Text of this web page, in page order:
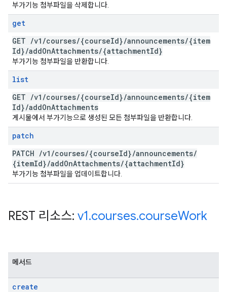
부가기능 첨부파일을 삭제합니다.
get
GET /v1 /courses/{courseId}/announcements/{item
Id}/addOnAttachments/{attachmentId}
부가기능 첨부파일을 반환합니다.
list
GET /v1 /courses/{courseId}/announcements/{item
Id}/addOnAttachments
게시물에서 부가기능으로 생성된 모든 첨부파일을 반환합니다.
patch
PATCH /v1 /courses/{courseId}/announcements/
{itemId}/addOnAttachments/{attachmentId}
부가기능 첨부파일을 업데이트합니다.
REST 리소스: v1.courses.courseWork
메서드
create